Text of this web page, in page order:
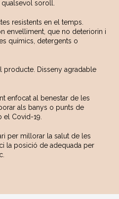
soroll.
resistents en el temps.
envelliment, que no deteriorin i
químics, detergents o
producte. Disseny agradable
enfocat al benestar de les
als banys o punts de
el Covid-19.
per millorar la salut de les
la posició de adequada per